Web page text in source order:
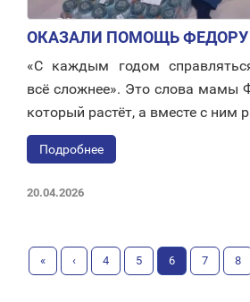
ОКАЗАЛИ ПОМОЩЬ ФЕДОРУ
«С каждым годом
всё сложнее». Это слова мамы
который растёт, а вместе с ним
Подробнее
20.04.2026
« ‹ 4 5 6 7 8